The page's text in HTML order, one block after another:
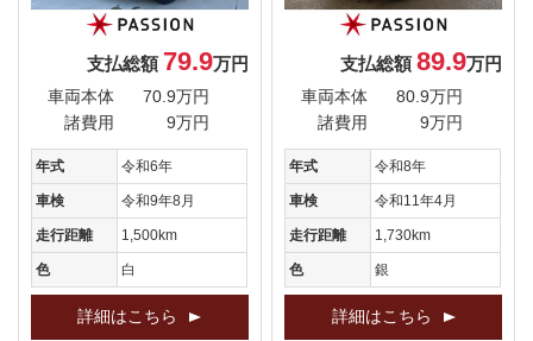
支払総額 79.9万円
車両本体
70.9万円
諸費用
9万円
年式 令和6年
車検 令和9年8月
走行距離 1,500km
色 白
詳細はこちら
支払総額89.9万円
車両本体
80.9万円
諸費用
9万円
年式 令和8年
車検 令和11年4月
走行距離 1,730km
色 銀
詳細はこちら